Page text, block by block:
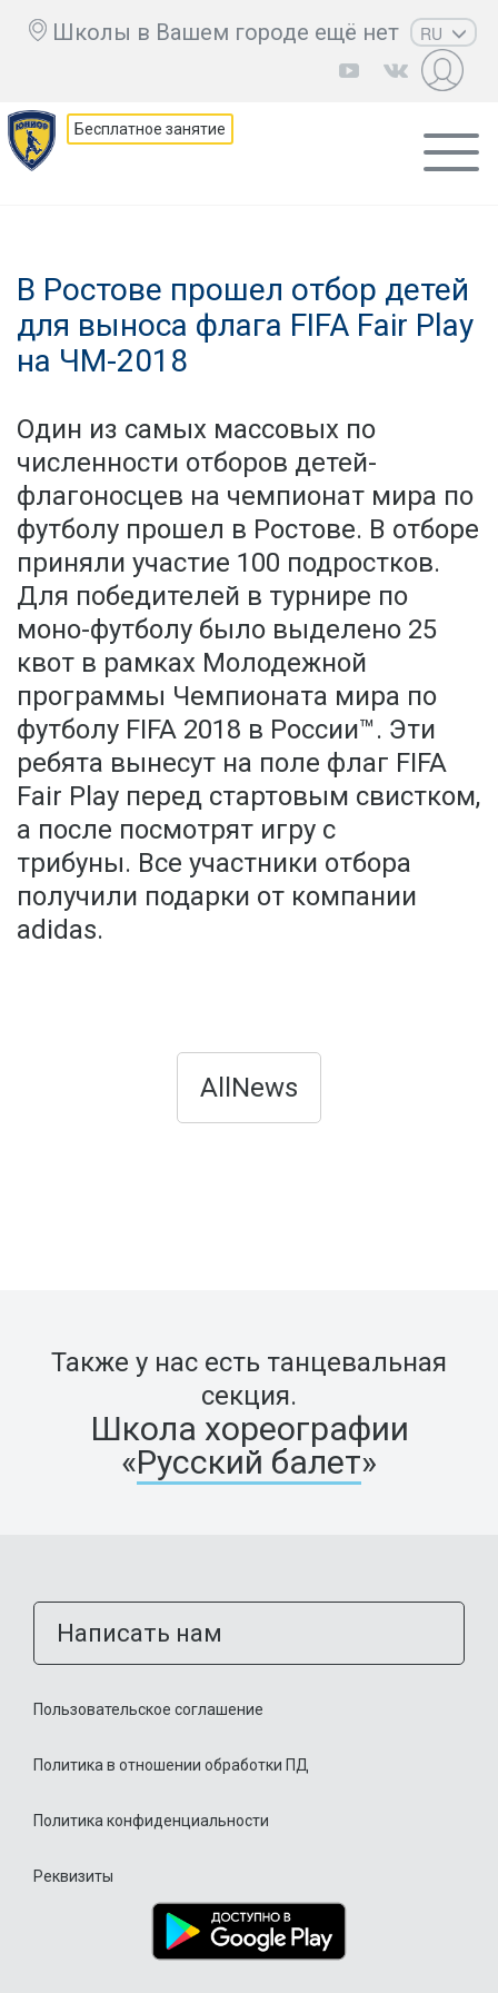
Школы в Вашем городе ещё нет
RU
EN
KZ
AZ
Бесплатное занятие
В Ростове прошел отбор детей
для выноса флага FIFA Fair Play
на ЧМ-2018
Один из самых массовых по
численности отборов детей-
флагоносцев на чемпионат мира по
футболу прошел в Ростове. В отборе
приняли участие 100 подростков.
Для победителей в турнире по
моно-футболу было выделено 25
квот в рамках Молодежной
программы Чемпионата мира по
футболу FIFA 2018 в России™. Эти
ребята вынесут на поле флаг FIFA
Fair Play перед стартовым свистком,
а после посмотрят игру с
трибуны. Все участники отбора
получили подарки от компании
adidas.
AllNews
Также у нас есть танцевальная
секция.
Школа хореографии
«Русский балет»
Написать нам
Пользовательское соглашение
Политика в отношении обработки ПД
Политика конфиденциальности
Реквизиты